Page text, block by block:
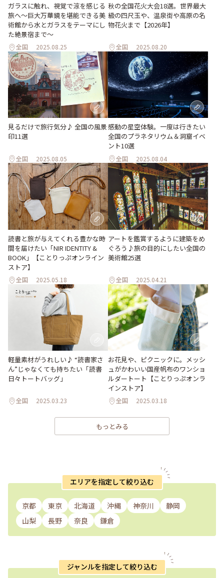
ガラスに触れ、視覚で涼を感じる
旅へ～巨大万華鏡を堪能できる美
術館から水とガラスをテーマにし
た絶景宿まで～
全国 2025.08.25
秋の全国花火大会18選。世界最大
級の四尺玉や、温泉街や高原の名
物花火まで【2026年】
全国 2025.08.20
見るだけで旅行気分♪ 全国の風景
印11選
全国 2025.08.05
感動の星空体験。一度は行きたい
全国のプラネタリウム＆洞窟イベ
ント10選
全国 2025.08.04
読書と旅が与えてくれる豊かな時
間を届けたい「NIR IDENTITY &
BOOK」【ことりっぷオンライン
ストア】
全国 2025.05.18
アートを鑑賞するように建築をめ
ぐろう♪旅の目的にしたい全国の
美術館25選
全国 2025.04.21
軽量素材がうれしい♪ “読書家さ
ん”じゃなくても持ちたい「読書
日々トートバッグ」
全国 2025.03.23
お花見や、ピクニックに。メッシ
ュがかわいい国産帆布のワンショ
ルダートート【ことりっぷオンラ
インストア】
全国 2025.03.18
もっとみる
エリアを指定して絞り込む
京都 東京 北海道 沖縄 神奈川
静岡
山梨
長野 奈良 鎌倉
ジャンルを指定して絞り込む